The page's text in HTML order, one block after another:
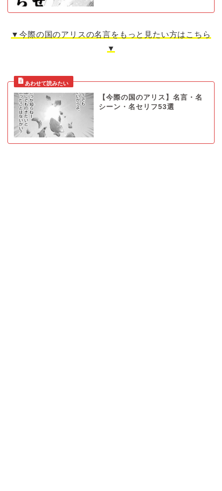
▼今際の国のアリスの名言をもっと見たい方はこちら
▼
【今際の国のアリス】名言・名
シーン・名セリフ53選